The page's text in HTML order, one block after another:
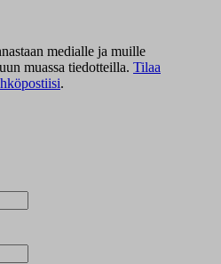
medialle ja muille
muassa tiedotteilla. Tilaa
.